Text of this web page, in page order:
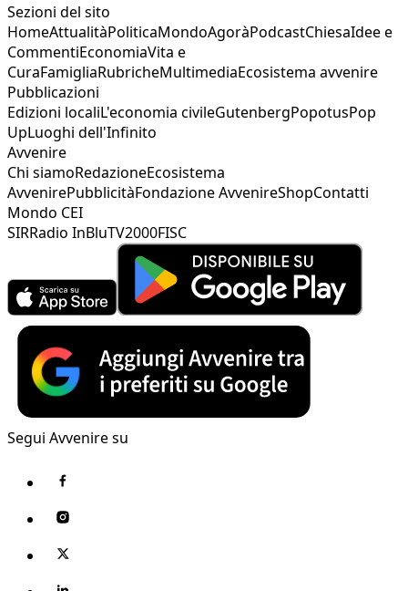
Sezioni del sito
HomeAttualitàPoliticaMondoAgoràPodcastChiesaIdee e
CommentiEconomiaVita e
CuraFamigliaRubricheMultimediaEcosistema avvenire
Pubblicazioni
Edizioni localiL'economia civileGutenbergPopotusPop
UpLuoghi dell'Infinito
Avvenire
Chi siamoRedazioneEcosistema
AvvenirePubblicitàFondazione AvvenireShopContatti
Mondo CEI
SIRRadio InBluTV2000FISC
Segui Avvenire su